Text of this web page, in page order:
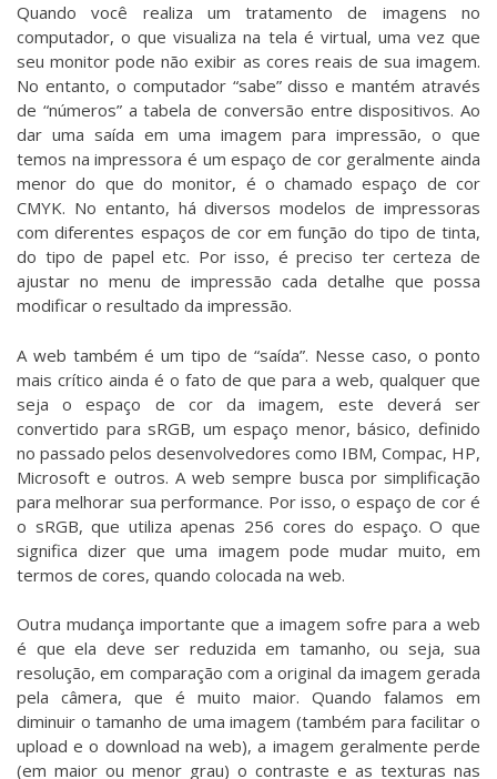
Quando você realiza um tratamento de imagens no
computador, o que visualiza na tela é virtual, uma vez que
seu monitor pode não exibir as cores reais de sua imagem.
No entanto, o computador “sabe” disso e mantém através
de “números” a tabela de conversão entre dispositivos. Ao
dar uma saída em uma imagem para impressão, o que
temos na impressora é um espaço de cor geralmente ainda
menor do que do monitor, é o chamado espaço de cor
CMYK. No entanto, há diversos modelos de impressoras
com diferentes espaços de cor em função do tipo de tinta,
do tipo de papel etc. Por isso, é preciso ter certeza de
ajustar no menu de impressão cada detalhe que possa
modificar o resultado da impressão.
A web também é um tipo de “saída”. Nesse caso, o ponto
mais crítico ainda é o fato de que para a web, qualquer que
seja o espaço de cor da imagem, este deverá ser
convertido para sRGB, um espaço menor, básico, definido
no passado pelos desenvolvedores como IBM, Compac, HP,
Microsoft e outros. A web sempre busca por simplificação
para melhorar sua performance. Por isso, o espaço de cor é
o sRGB, que utiliza apenas 256 cores do espaço. O que
significa dizer que uma imagem pode mudar muito, em
termos de cores, quando colocada na web.
Outra mudança importante que a imagem sofre para a web
é que ela deve ser reduzida em tamanho, ou seja, sua
resolução, em comparação com a original da imagem gerada
pela câmera, que é muito maior. Quando falamos em
diminuir o tamanho de uma imagem (também para facilitar o
upload e o download na web), a imagem geralmente perde
(em maior ou menor grau) o contraste e as texturas nas